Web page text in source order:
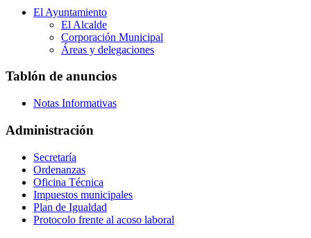
El Ayuntamiento
El Alcalde
Corporación Municipal
Áreas y delegaciones
Tablón de anuncios
Notas Informativas
Administración
Secretaría
Ordenanzas
Oficina Técnica
Impuestos municipales
Plan de Igualdad
Protocolo frente al acoso laboral